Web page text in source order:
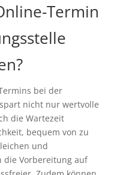
Termin
bei der
nicht nur wertvolle
die Wartezeit
bequem von zu
und
die Vorbereitung auf